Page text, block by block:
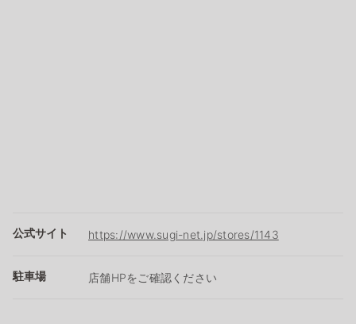
公式サイト https://www.sugi-net.jp/stores/1143
駐車場 店舗HPをご確認ください